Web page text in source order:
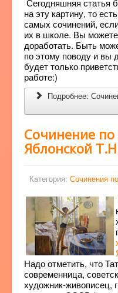
Сегодняшняя статья
на эту картину, то
самых сочинений,
их в школе. Вы можете
доработать. Быть
по этому поводу и вы
будет только
работе:)
Подробнее:
Сочинение по
Яблонской
Категория: Сочинения
Надо отметить, что
современница,
художник-живописец,